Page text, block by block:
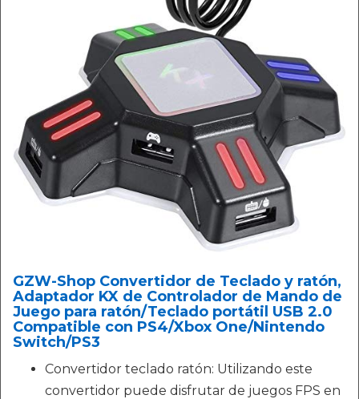
GZW-Shop Convertidor de Teclado y ratón,
Adaptador KX de Controlador de Mando de
Juego para ratón/Teclado portátil USB 2.0
Compatible con PS4/Xbox One/Nintendo
Switch/PS3
Convertidor teclado ratón: Utilizando este
convertidor puede disfrutar de juegos FPS en